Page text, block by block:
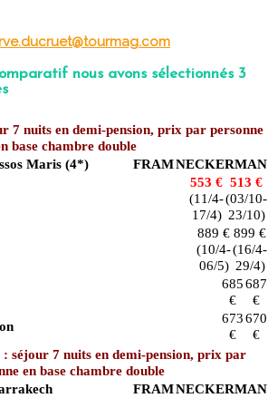
nous avons sélectionnés 3
7 nuits en demi-pension, prix par personne
base chambre double
Maris (4*) FRAMNECKERMAN
553 €
(11/4-
17/4)
513 €
(03/10-
23/10)
889 €
(10/4-
06/5)
899 €
(16/4-
29/4)
685
€
687
€
673
€
670
€
: séjour 7 nuits en demi-pension, prix par
en base chambre double
FRAMNECKERMAN